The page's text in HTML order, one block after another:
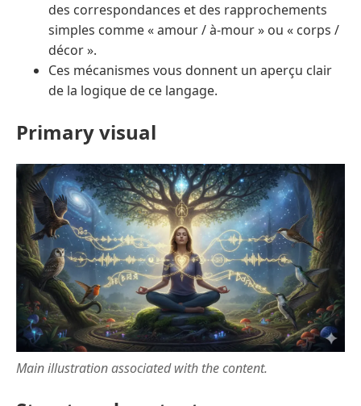
des correspondances et des rapprochements
simples comme « amour / à-mour » ou « corps /
décor ».
Ces mécanismes vous donnent un aperçu clair
de la logique de ce langage.
Primary visual
Main illustration associated with the content.